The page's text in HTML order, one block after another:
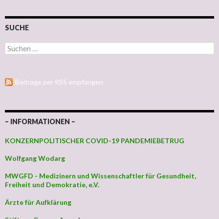
SUCHE
Suchen nach:
Beiträge per RSS empfangen
– INFORMATIONEN –
KONZERNPOLITISCHER COVID-19 PANDEMIEBETRUG
Wolfgang Wodarg
MWGFD - Medizinern und Wissenschaftler für Gesundheit,
Freiheit und Demokratie, e.V.
Ärzte für Aufklärung